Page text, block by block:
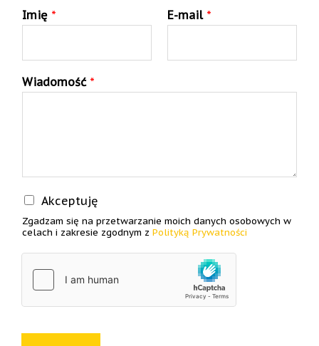
Imię * E-mail *
Wiadomość *
C
e
k
Akceptuję
Zgadzam się na przetwarzanie moich danych osobowych w
celach i zakresie zgodnym z Polityką Prywatności